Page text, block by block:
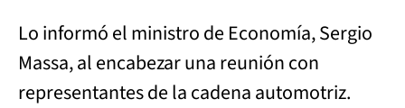
Lo informó el ministro de Economía, Sergio
Massa, al encabezar una reunión con
representantes de la cadena automotriz.